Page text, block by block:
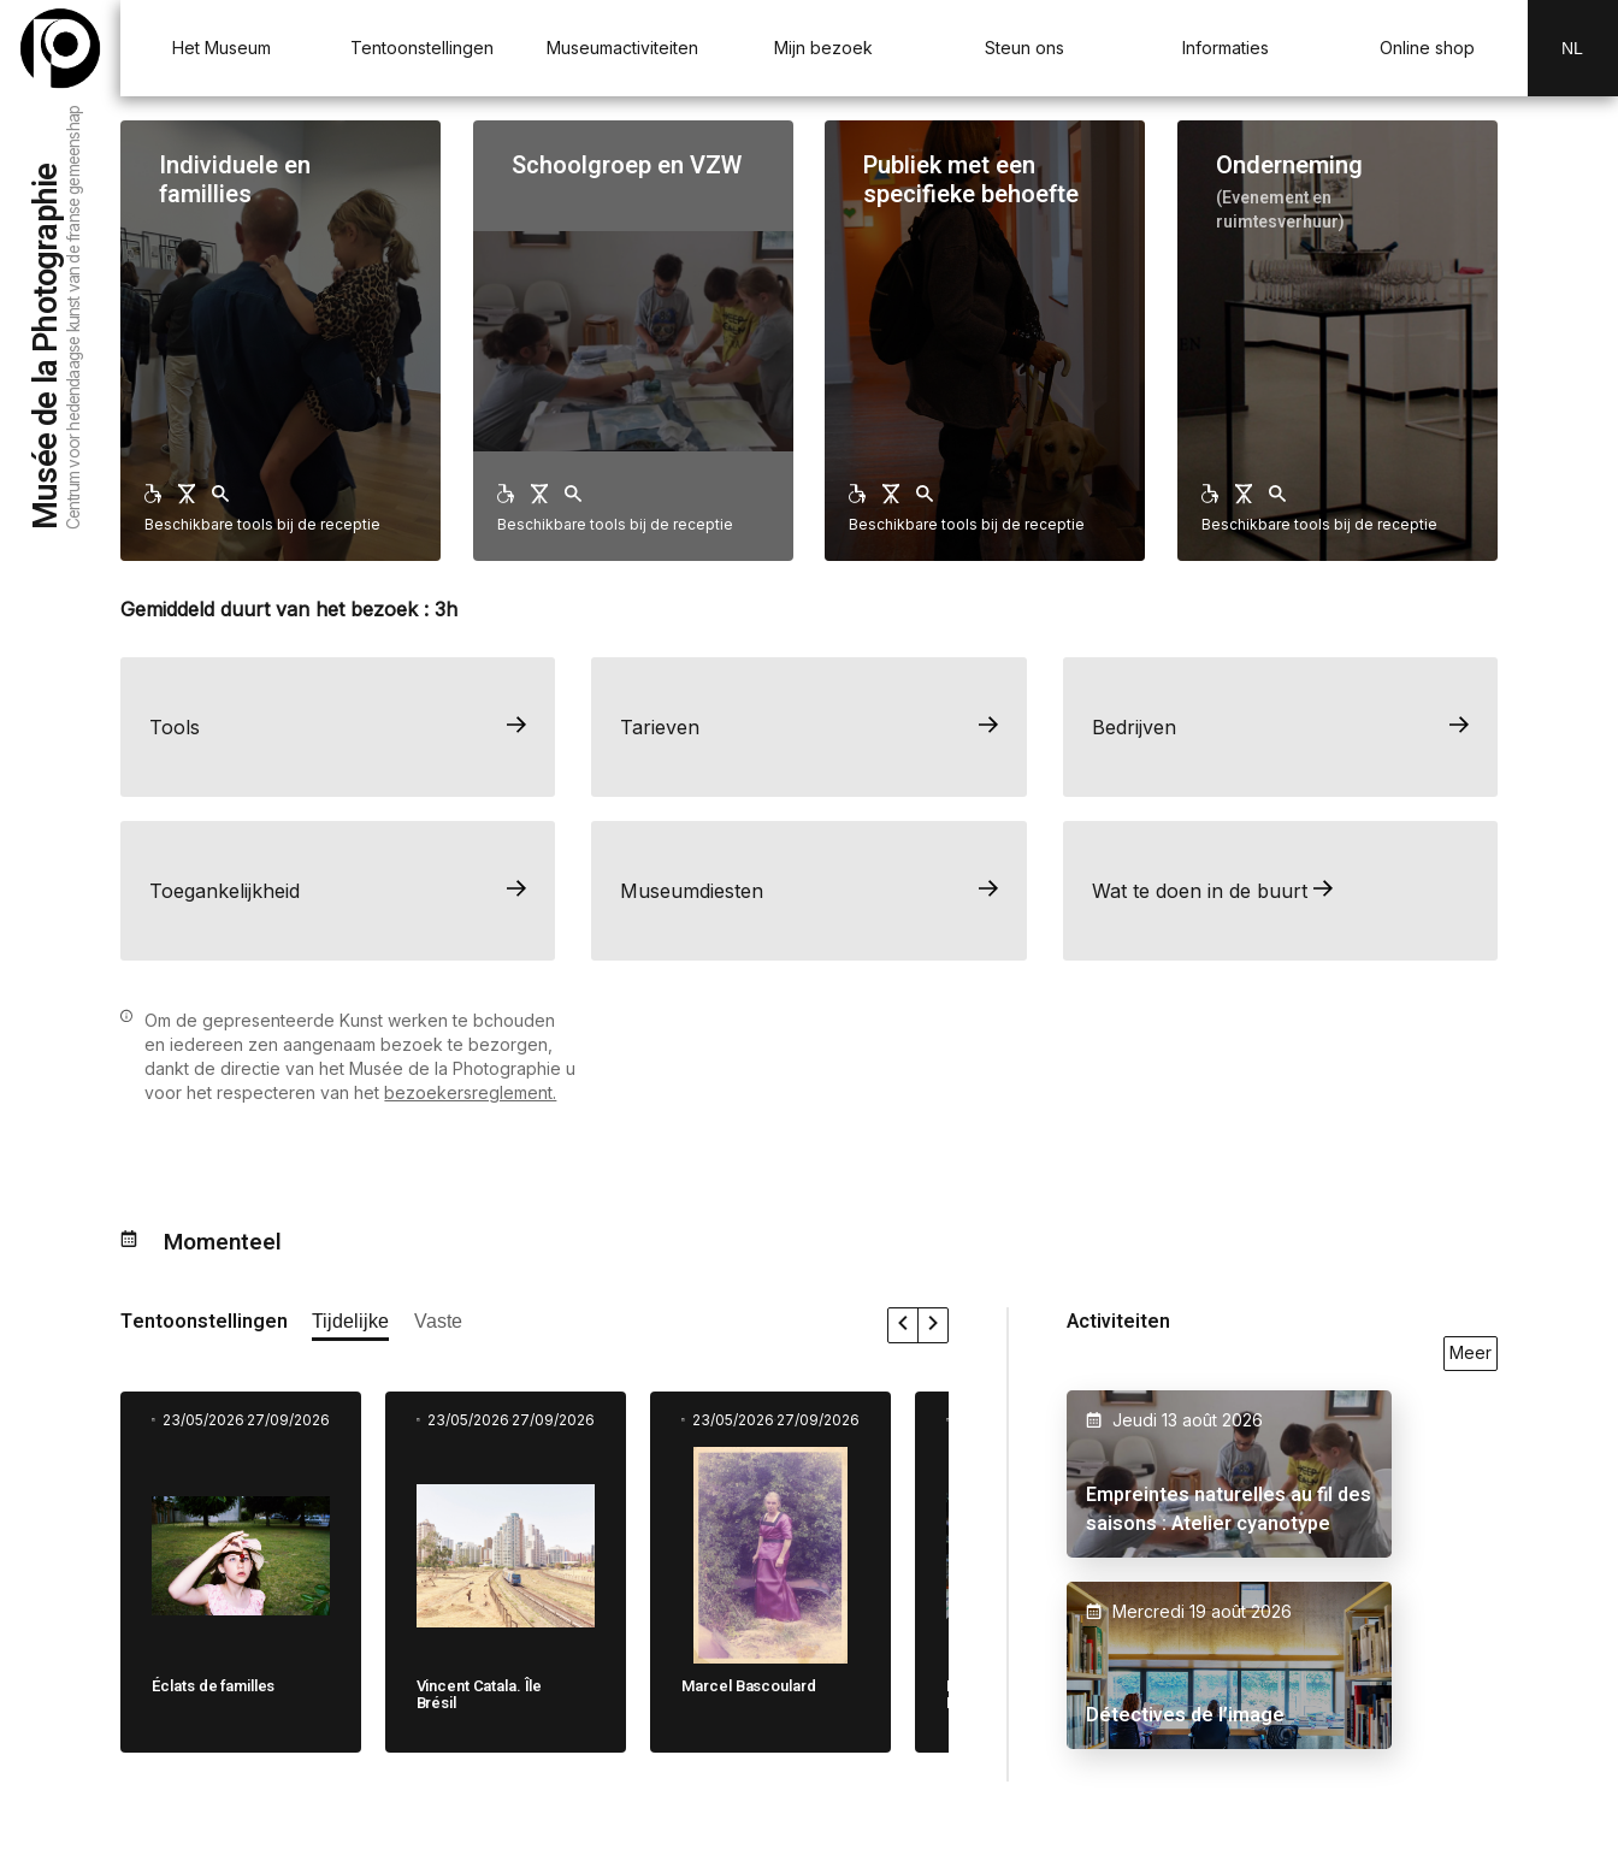
Musée de la PhotographieCentrum voor hedendaagse kunst van de franse gemeenshap
Het Museum Tentoonstellingen Museumactiviteiten Mijn bezoek Steun ons Informaties Online shop NL
Individuele en
famillies
Beschikbare tools bij de receptie
Schoolgroep en VZW
Beschikbare tools bij de receptie
Publiek met een
specifieke behoefte
Beschikbare tools bij de receptie
Onderneming
(Evenement en
ruimtesverhuur)
Beschikbare tools bij de receptie
Gemiddeld duurt van het bezoek : 3h
Tools Tarieven Bedrijven
Toegankelijkheid Museumdiesten Wat te doen in de buurt
Om de gepresenteerde Kunst werken te bchouden
en iedereen zen aangenaam bezoek te bezorgen,
dankt de directie van het Musée de la Photographie u
voor het respecteren van het bezoekersreglement.
Momenteel
Tentoonstellingen Tijdelijke Vaste
23/05/2026 27/09/2026
Éclats de familles
23/05/2026 27/09/2026
Vincent Catala. Île
Brésil
23/05/2026 27/09/2026
Marcel Bascoulard
27/09/2026
Michela Cane. Chi Ama
Non Dimentica
23/05/2026 27/09/2026
Alex Schuurbiers.
Placeholder
Activiteiten
Meer
Jeudi 13 août 2026
Empreintes naturelles au fil des
saisons : Atelier cyanotype
Mercredi 19 août 2026
Détectives de l’image